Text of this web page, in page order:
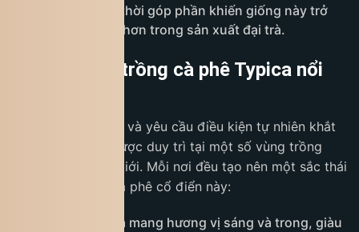
sóc hơn, đồng thời góp phần khiến giống này trở
nên ít phổ biến hơn trong sản xuất đại trà.
Những vùng trồng cà phê Typica nổi
Dù năng suất thấp và yêu cầu điều kiện tự nhiên khắt
vẫn được duy trì tại một số vùng trồng
đặc biệt trên thế giới. Mỗi nơi đều tạo nên một sắc thái
riêng cho giống cà phê cổ điển này:
: Typica mang hương vị sáng và trong, giàu